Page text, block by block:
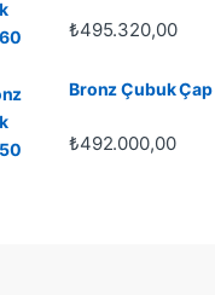
₺495.320,00
Bronz Çubuk
₺492.000,00